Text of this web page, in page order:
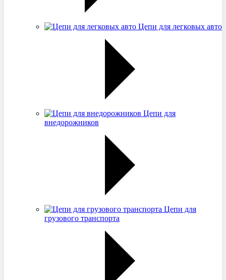
Цепи для легковых авто
Цепи для
внедорожников
Цепи для
грузового транспорта